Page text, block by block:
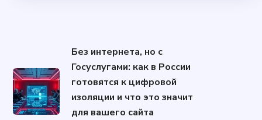
Без интернета, но с
Госуслугами: как в России
готовятся к цифровой
изоляции и что это значит
для вашего сайта